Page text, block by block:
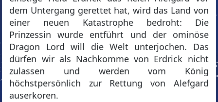
dem Untergang gerettet hat, wird das Land von
einer neuen Katastrophe bedroht: Die
Prinzessin wurde entführt und der ominöse
Dragon Lord will die Welt unterjochen. Das
dürfen wir als Nachkomme von Erdrick nicht
zulassen und werden vom König
höchstpersönlich zur Rettung von Alefgard
auserkoren.